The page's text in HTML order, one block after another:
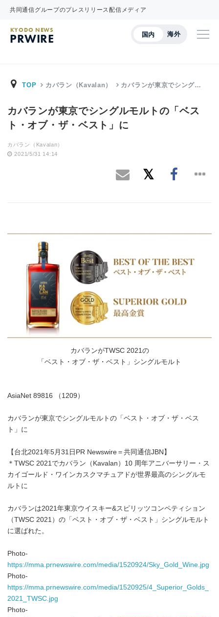
共同通信グループのプレスリリース配信メディア
国内 海外
KYODO NEWS
PRWIRE
TOP カバラン（Kavalan） カバランが東京でシング…
カバランが東京でシングルモルトの「ベス
ト・オブ・ザ・ベスト」に
カバラン（Kavalan）
2021/5/31 14:14
カバランがTWSC 2021の
「ベスト・オブ・ザ・ベスト」シングルモルト
AsiaNet 89816 （1209）
カバランが東京でシングルモルトの「ベスト・オブ・ザ・ベス
ト」に
【台北2021年5月31日PR Newswire＝共同通信JBN】
＊TWSC 2021でカバラン（Kavalan）10 周年アニバーサリー・ス
カイゴールド・ワインカスクマチュアドが世界最高のシングルモ
ルトに
カバランは2021年東京ウイスキー&スピリッツコンペティション
（TWSC 2021）の「ベスト・オブ・ザ・ベスト」シングルモルト
に選ばれた。
Photo-
https://mma.prnewswire.com/media/1520924/Sky_Gold_Wine.jpg
Photo-
https://mma.prnewswire.com/media/1520925/4_Superior_Golds_
2021_TWSC.jpg
Photo-